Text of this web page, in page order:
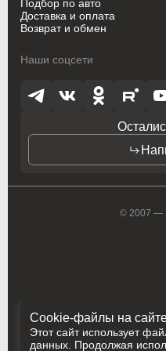
Cookie-файлы на
Этот сайт использует
данных. Продолжая
Suzuki
Toyota
Vauxhall
Volkswagen
Volvo
Подбор по авто
Доставка и оплата
Возврат и обмен
Наши соцсети
© 2007 —
Suzuki
Toyota
Vauxhall
Volkswagen
Volvo
Suzuki
Toyota
Vauxhall
Volkswagen
Volvo